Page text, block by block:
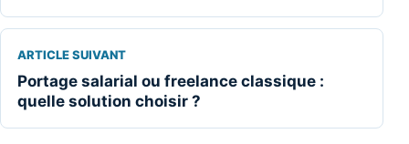
ARTICLE SUIVANT
Portage salarial ou freelance classique :
quelle solution choisir ?